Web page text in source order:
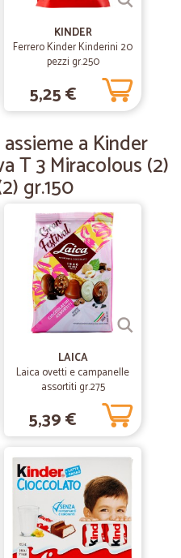
02/07/2019
veloci, tutto perfetto!
KINDER
Ferrero Kinder Kinderini 20
pezzi gr.250
5,25 €
a Kinder
T 3 Miracolous (2)
gr.150
LAICA
Laica ovetti e campanelle
assortiti gr.275
5,39 €